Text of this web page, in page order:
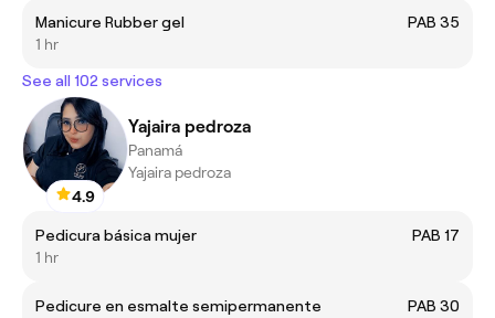
Manicure Rubber gel
PAB 35
1 hr
See all 102 services
4.9
Yajaira pedroza
Panamá
Yajaira pedroza
Pedicura básica mujer
PAB 17
1 hr
Pedicure en esmalte semipermanente
PAB 30